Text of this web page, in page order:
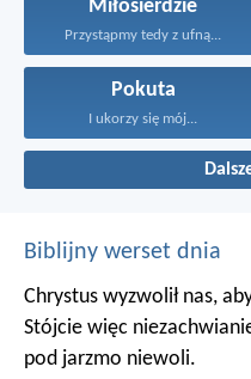
Miłosierdzie
Przystąpmy tedy z ufną...
Pokuta
I ukorzy się mój...
Biblijny werset dnia
Chrystus wyzwolił nas,
Stójcie więc
pod jarzmo niewoli.